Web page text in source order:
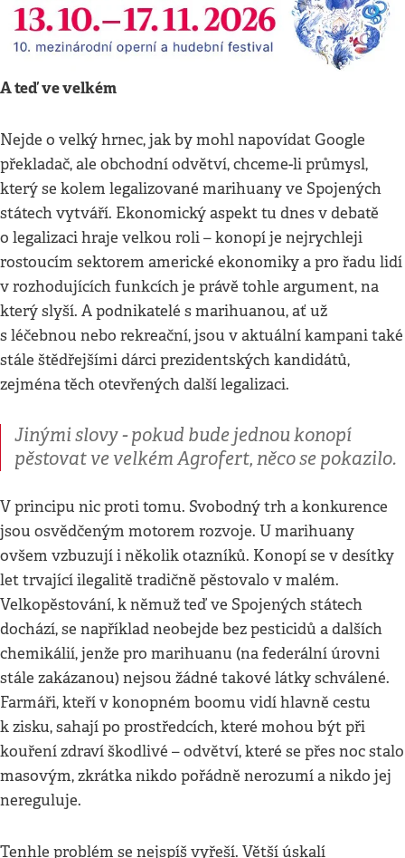
A teď ve velkém
Nejde o velký hrnec, jak by mohl napovídat Google
překladač, ale obchodní odvětví, chceme-li průmysl,
který se kolem legalizované marihuany ve Spojených
státech vytváří. Ekonomický aspekt tu dnes v debatě
o legalizaci hraje velkou roli – konopí je nejrychleji
rostoucím sektorem americké ekonomiky a pro řadu lidí
v rozhodujících funkcích je právě tohle argument, na
který slyší. A podnikatelé s marihuanou, ať už
s léčebnou nebo rekreační, jsou v aktuální kampani také
stále štědřejšími dárci prezidentských kandidátů,
zejména těch otevřených další legalizaci.
Jinými slovy - pokud bude jednou konopí
pěstovat ve velkém Agrofert, něco se pokazilo.
V principu nic proti tomu. Svobodný trh a konkurence
jsou osvědčeným motorem rozvoje. U marihuany
ovšem vzbuzují i několik otazníků. Konopí se v desítky
let trvající ilegalitě tradičně pěstovalo v malém.
Velkopěstování, k němuž teď ve Spojených státech
dochází, se například neobejde bez pesticidů a dalších
chemikálií, jenže pro marihuanu (na federální úrovni
stále zakázanou) nejsou žádné takové látky schválené.
Farmáři, kteří v konopném boomu vidí hlavně cestu
k zisku, sahají po prostředcích, které mohou být při
kouření zdraví škodlivé – odvětví, které se přes noc stalo
masovým, zkrátka nikdo pořádně nerozumí a nikdo jej
nereguluje.
Tenhle problém se nejspíš vyřeší. Větší úskalí